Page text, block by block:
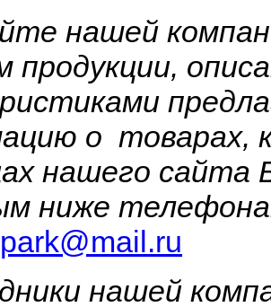
нашей
продукции,
о товарах,
нашего
ниже
нашей